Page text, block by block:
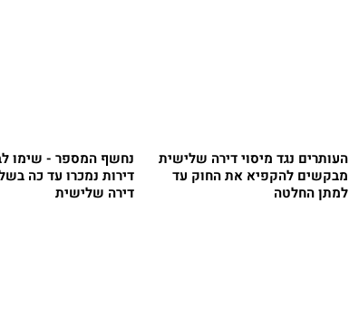
העותרים נגד מיסוי דירה שלישית
מבקשים להקפיא את החוק עד
למתן החלטה
נחשף המספר - שימו
דירות נמכרו עד כה
דירה שלישית